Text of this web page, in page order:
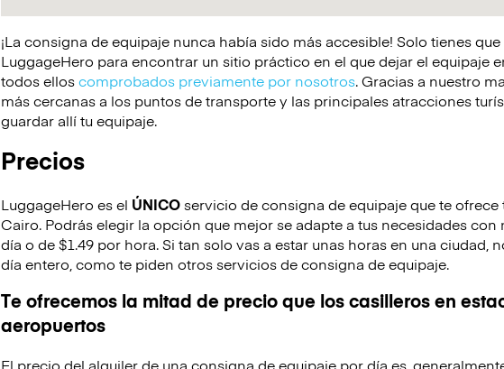
¡La consigna de equipaje nunca había sido más accesible! Solo tienes
LuggageHero para encontrar un sitio práctico en el que dejar el equipaje
todos elloscomprobados previamente por nosotros. Gracias a nuestro
más cercanas a los puntos de transporte y las principales atracciones
guardar allí tu equipaje.
Precios
LuggageHero es el ÚNICOservicio de consigna de equipaje que te
Cairo. Podrás elegir la opción que mejor se adapte a tus necesidades con
día o de $1.49 por hora. Si tan solo vas a estar unas horas en una ciudad,
día entero, como te piden otros servicios de consigna de equipaje.
Te ofrecemos la mitad de precio que los casilleros en
aeropuertos
El precio del alquiler de una consigna de equipaje por día es,